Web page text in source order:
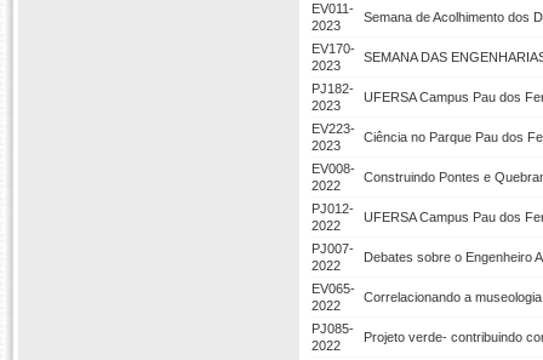
EV011-
2023
Semana de Acolhimento dos
EV170-
2023
SEMANA DAS
PJ182-
2023
UFERSA Campus Pau dos
EV223-
2023
Ciência no Parque Pau dos
EV008-
2022
Construindo Pontes e
PJ012-
2022
UFERSA Campus Pau dos
PJ007-
2022
Debates sobre o Engenheiro
EV065-
2022
Correlacionando a
PJ085-
2022
Projeto verde- contribuindo